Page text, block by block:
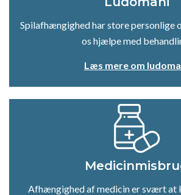
Spilafhængighed har store personlige
os hjælpe med
Læs mere om
Afhængighed af medicin er svært at